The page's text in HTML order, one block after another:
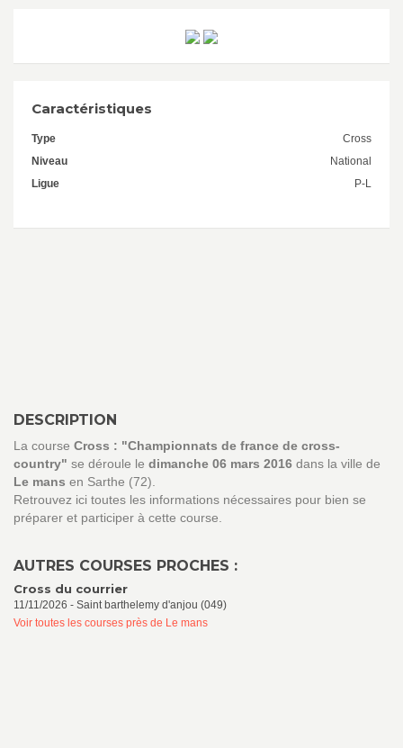
Caractéristiques
Type
Cross
Niveau
National
Ligue
P-L
DESCRIPTION
La course Cross : "Championnats de france de cross-
country" se déroule le dimanche 06 mars 2016 dans la ville de
Le mans en Sarthe (72).
Retrouvez ici toutes les informations nécessaires pour bien se
préparer et participer à cette course.
AUTRES COURSES PROCHES :
Cross du courrier
11/11/2026 - Saint barthelemy d'anjou (049)
Voir toutes les courses près de Le mans